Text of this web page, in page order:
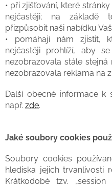
• při zjišťování, které
nejčastěji; na základě
přizpůsobit naši nabídku
• pomáhají nám zjistit,
nejčastěji prohlíží, aby
nezobrazovala stále
nezobrazovala reklama na
Další obecné informace k
např. zde.
Jaké soubory cookies
Soubory cookies
hlediska jejich trvanlivosti
Krátkodobé tzv.